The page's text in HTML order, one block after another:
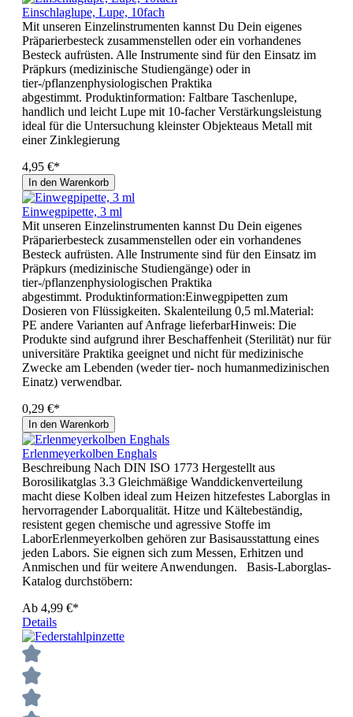
Einschlaglupe, Lupe, 10fach
Mit unseren Einzelinstrumenten kannst Du Dein eigenes
Präparierbesteck zusammenstellen oder ein vorhandenes
Besteck aufrüsten. Alle Instrumente sind für den Einsatz im
Präpkurs (medizinische Studiengänge) oder in
tier-/pflanzenphysiologischen Praktika
abgestimmt. Produktinformation: Faltbare Taschenlupe,
handlich und leicht Lupe mit 10-facher Verstärkungsleistung
ideal für die Untersuchung kleinster Objekteaus Metall mit
einer Zinklegierung
4,95 €*
In den Warenkorb
Einwegpipette, 3 ml
Mit unseren Einzelinstrumenten kannst Du Dein eigenes
Präparierbesteck zusammenstellen oder ein vorhandenes
Besteck aufrüsten. Alle Instrumente sind für den Einsatz im
Präpkurs (medizinische Studiengänge) oder in
tier-/pflanzenphysiologischen Praktika
abgestimmt. Produktinformation:Einwegpipetten zum
Dosieren von Flüssigkeiten. Skalenteilung 0,5 ml.Material:
PE andere Varianten auf Anfrage lieferbarHinweis: Die
Produkte sind aufgrund ihrer Beschaffenheit (Sterilität) nur für
universitäre Praktika geeignet und nicht für medizinische
Zwecke am Lebenden (weder tier- noch humanmedizinischen
Einatz) verwendbar.
0,29 €*
In den Warenkorb
Erlenmeyerkolben Enghals
Beschreibung Nach DIN ISO 1773 Hergestellt aus
Borosilikatglas 3.3 Gleichmäßige Wanddickenverteilung
macht diese Kolben ideal zum Heizen hitzefestes Laborglas in
hervorragender Laborqualität. Hitze und Kältebeständig,
resistent gegen chemische und agressive Stoffe im
LaborErlenmeyerkolben gehören zur Basisausstattung eines
jeden Labors. Sie eignen sich zum Messen, Erhitzen und
Anmischen und für weitere Anwendungen. Basis-Laborglas-
Katalog durchstöbern:
Ab 4,99 €*
Details